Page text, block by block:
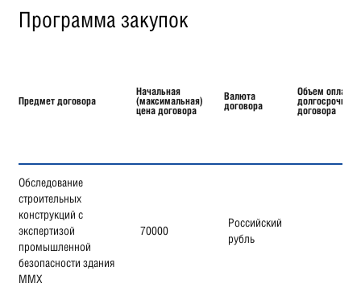
Программа закупок
Предмет договора
Начальная
(максимальная)
цена договора
Валюта
договора
Объем оплаты
долгосрочного
договора
Обследование
строительных
конструкций с
экспертизой
промышленной
безопасности здания
ММХ
70000
Российский
рубль